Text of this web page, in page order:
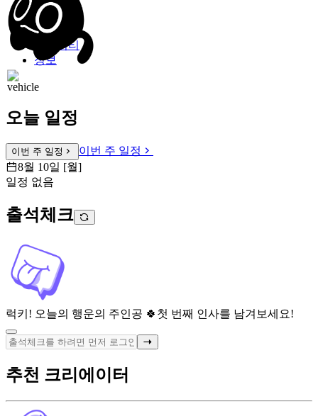
밐타운
피드
커뮤니티
정보
오늘 일정
이번 주 일정
이번 주 일정
8월 10일 [월]
일정 없음
출석체크
럭키! 오늘의 행운의 주인공 🍀 첫 번째 인사를 남겨보세요!
추천 크리에이터